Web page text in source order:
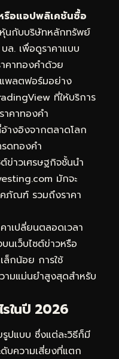
อแอปพลิเคชันซื้อ
กับบริษัทหลักทรัพย์
ล. เพื่อดูราคาแบบ
คาทองคำด้วย
แพลตฟอร์มอย่าง
ที่ให้บริการ
าคาทองคำ
างอิงจากตลาดโลก
รดทองคำ
ต์ข่าวเศรษฐกิจชั้นนำ
มักจะ
ภัณฑ์ รวมถึงราคา
าเปลี่ยนตลอดเวลา
นเว็บไซต์ข่าวหรือ
ล็กน้อย การใช้
ามแม่นยำสูงสุดสำหรับ
รในปี 2026
ปแบบ ซึ่งแต่ละวิธีก็มี
บความเสี่ยงที่แตก